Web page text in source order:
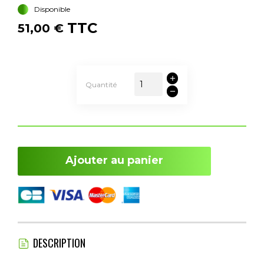
Disponible
51,00 € TTC
Quantité
Ajouter au panier
DESCRIPTION